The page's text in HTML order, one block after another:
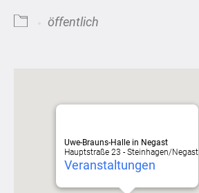
öffentlich
Uwe-Brauns-Halle in Negast
Hauptstraße 23 - Steinhagen/Negast
Veranstaltungen